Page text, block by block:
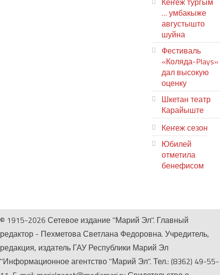
… умбакыже
августышто
шуйна
Фестиваль
«Коляда-Plays»
дал высокую
оценку
Шкетан театр
Карайыште
Кеҥеж сезон
Юбилей
отметила
бенефисом
© 1915-2026 Сетевое издание "Марий Эл". Главный
редактор - Пехметова Светлана Федоровна. Учредитель,
редакция, издатель ГАУ Республики Марий Эл
"Информационное агентство "Марий Эл". Тел.: (8362) 49-55-